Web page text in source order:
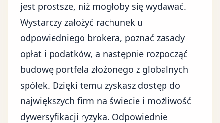
jest prostsze, niż mogłoby się wydawać.
Wystarczy założyć rachunek u
odpowiedniego brokera, poznać zasady
opłat i podatków, a następnie rozpocząć
budowę portfela złożonego z globalnych
spółek. Dzięki temu zyskasz dostęp do
największych firm na świecie i możliwość
dywersyfikacji ryzyka. Odpowiednie